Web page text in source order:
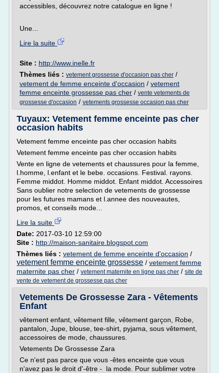
accessibles, découvrez notre catalogue en ligne !
Une...
Lire la suite
Site : http://www.inelle.fr
Thèmes liés : vetement grossesse d'occasion pas cher /
vetement de femme enceinte d'occasion / vetement
femme enceinte grossesse pas cher / vente vetements de
grossesse d'occasion / vetements grossesse occasion pas cher
Tuyaux: Vetement femme enceinte pas cher
occasion habits
Vetement femme enceinte pas cher occasion habits
Vetement femme enceinte pas cher occasion habits
Vente en ligne de vetements et chaussures pour la femme,
l.homme, l.enfant et le bebe. occasions. Festival. rayons.
Femme middot. Homme middot. Enfant middot. Accessoires
Sans oublier notre selection de vetements de grossesse
pour les futures mamans et l.annee des nouveautes,
promos, et conseils mode...
Lire la suite
Date: 2017-03-10 12:59:00
Site : http://maison-sanitaire.blogspot.com
Thèmes liés : vetement de femme enceinte d'occasion /
vetement femme enceinte grossesse / vetement femme
maternite pas cher / vetement maternite en ligne pas cher / site de
vente de vetement de grossesse pas cher
Vetements De Grossesse Zara - Vêtements
Enfant
vêtement enfant, vêtement fille, vêtement garçon, Robe,
pantalon, Jupe, blouse, tee-shirt, pyjama, sous vêtement,
accessoires de mode, chaussures.
Vetements De Grossesse Zara
Ce n'est pas parce que vous -êtes enceinte que vous
n'avez pas le droit d'-être - la mode. Pour sublimer votre